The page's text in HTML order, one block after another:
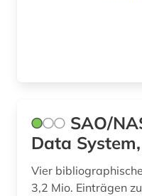
pharmazie (4)
philosophie (1)
physik (95)
SAO/
Data
Vier
3,2 Mio. Einträgen